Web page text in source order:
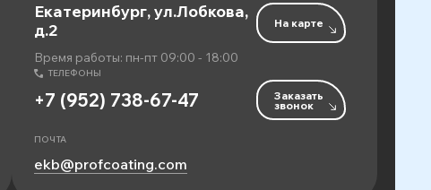
Екатеринбург, ул.Лобкова,
д.2
Время работы: пн-пт 09:00 - 18:00
На карте
ТЕЛЕФОНЫ
+7 (952) 738-67-47 Заказать
звонок
ПОЧТА
ekb@profcoating.com